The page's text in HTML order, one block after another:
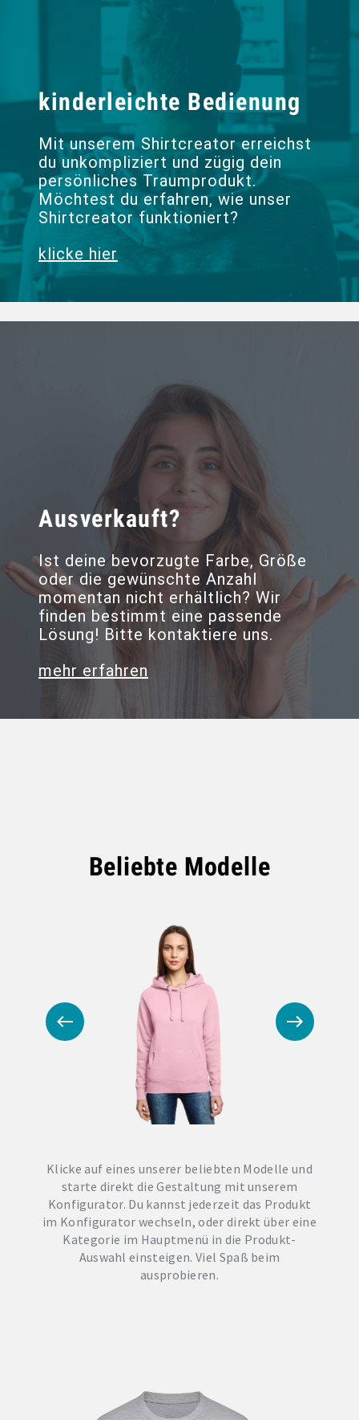
kinderleichte Bedienung
Mit unserem Shirtcreator erreichst
du unkompliziert und zügig dein
persönliches Traumprodukt.
Möchtest du erfahren, wie unser
Shirtcreator funktioniert?
klicke hier
Ausverkauft?
Ist deine bevorzugte Farbe, Größe
oder die gewünschte Anzahl
momentan nicht erhältlich? Wir
finden bestimmt eine passende
Lösung! Bitte kontaktiere uns.
mehr erfahren
Beliebte Modelle
Klicke auf eines unserer beliebten Modelle und
starte direkt die Gestaltung mit unserem
Konfigurator. Du kannst jederzeit das Produkt
im Konfigurator wechseln, oder direkt über eine
Kategorie im Hauptmenü in die Produkt-
Auswahl einsteigen. Viel Spaß beim
ausprobieren.